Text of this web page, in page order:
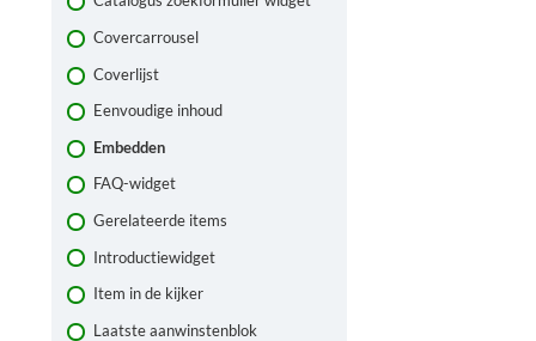
Een pagina taggen
Covercarrousel
Coverlijst
Eenvoudige inhoud
Embedden
FAQ-widget
Gerelateerde items
Introductiewidget
Item in de kijker
Laatste aanwinstenblok